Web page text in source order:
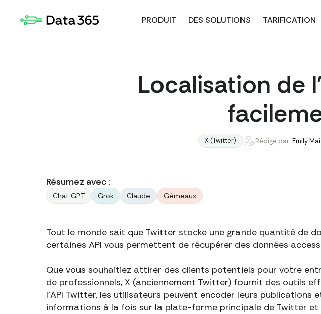
PRODUIT DES SOLUTIONS TARIFICATION
Localisation de
X (Twitter) Rédigé par :Emily
Résumez avec :
Chat GPT Grok Claude Gémeaux
Tout le monde sait que Twitter stocke une grande quantité de
certaines API vous permettent de récupérer des données
Que vous souhaitiez attirer des clients potentiels pour votre
de professionnels, X (anciennement Twitter) fournit des outils
l'API Twitter, les utilisateurs peuvent encoder leurs publications
informations à la fois sur la plate-forme principale de Twitter et